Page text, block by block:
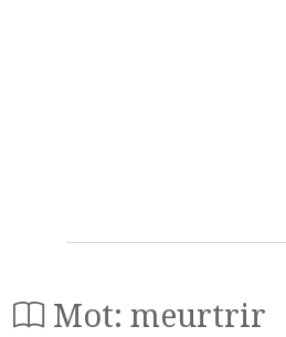
Mot: meurtrir